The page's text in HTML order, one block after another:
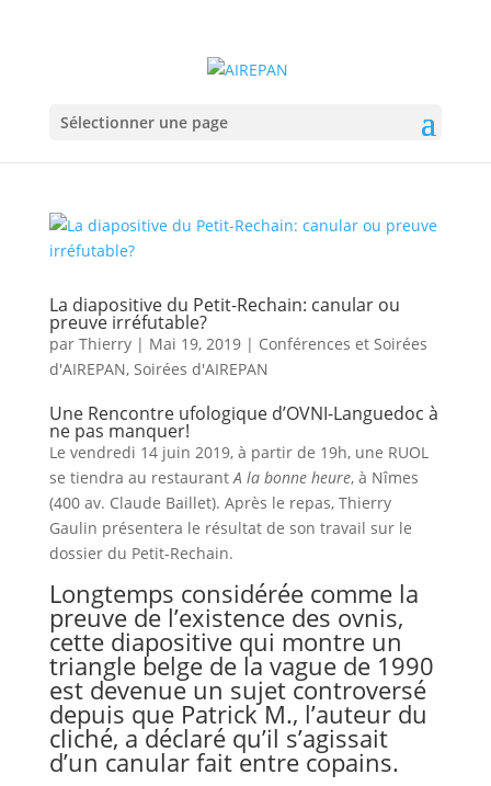
Sélectionner une page
La diapositive du Petit-Rechain: canular ou
preuve irréfutable?
par Thierry| Mai 19, 2019| Conférences et Soirées
d'AIREPAN, Soirées d'AIREPAN
Une Rencontre ufologique d’OVNI-Languedoc à
ne pas manquer!
Le vendredi 14 juin 2019, à partir de 19h, une RUOL
se tiendra au restaurantA la bonne heure, à Nîmes
(400 av. Claude Baillet). Après le repas, Thierry
Gaulin présentera le résultat de son travail sur le
dossier du Petit-Rechain.
Longtemps considérée comme la
preuve de l’existence des ovnis,
cette diapositive qui montre un
triangle belge de la vague de 1990
est devenue un sujet controversé
depuis que Patrick M., l’auteur du
cliché, a déclaré qu’il s’agissait
d’un canular fait entre copains.